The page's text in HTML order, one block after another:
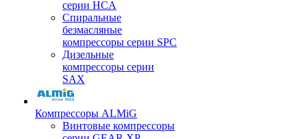
серии HCA
Спиральные
безмасляные
компрессоры серии SPC
Дизельные
компрессоры серии
SAX
Компрессоры ALMiG
Винтовые компрессоры